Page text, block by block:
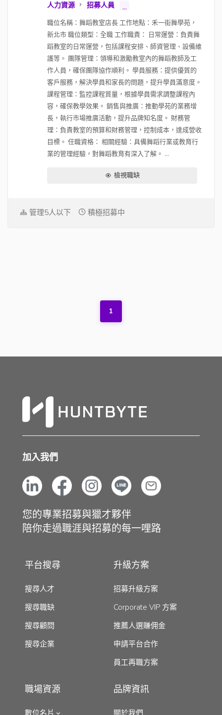
人力資源 招募人員 ...
職位名稱：舞蹈教室店長 工作地點：禾一街舞學苑，
新北市 職位類型：全職 工作職責： 日常運營：負責舞
蹈教室的日常運營，包括課程安排、師資管理、設備維
護等。 團隊管理：領導和激勵教室內的舞蹈教師及工
作人員，確保團隊協作順利。 學員服務：提供優質的
客戶服務，解決學員和家長的問題，提升學員滿意度。
課程管理：監控課程質量，根據學員需求調整課程內
容，確保教學效果。 銷售與推廣：推動學苑的業務增
長，執行市場推廣活動，提升品牌知名度。 財務管
理：負責教室的預算和財務管理，控制成本，達成營收
目標。 任職資格： 相關經驗：具備舞蹈行業或教育行
業的管理經驗，對舞蹈教育有深入了解。 ...
檢視職缺
管理5人以下 積極招募中
1
加入我們
您的專業招募與獵才夥伴
陪你走過職涯與招募的每一哩路
平台搜尋
搜尋人才
搜尋職缺
搜尋顧問
搜尋企業
升級方案
招募升級方案
Corporate VIP 方案
推薦人選賺佣金
申請平台合作
員工再職方案
職場資源
數位名片
品牌資訊
關於我們